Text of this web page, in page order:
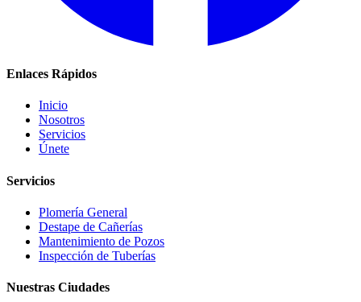
Enlaces Rápidos
Inicio
Nosotros
Servicios
Únete
Servicios
Plomería General
Destape de Cañerías
Mantenimiento de Pozos
Inspección de Tuberías
Nuestras Ciudades